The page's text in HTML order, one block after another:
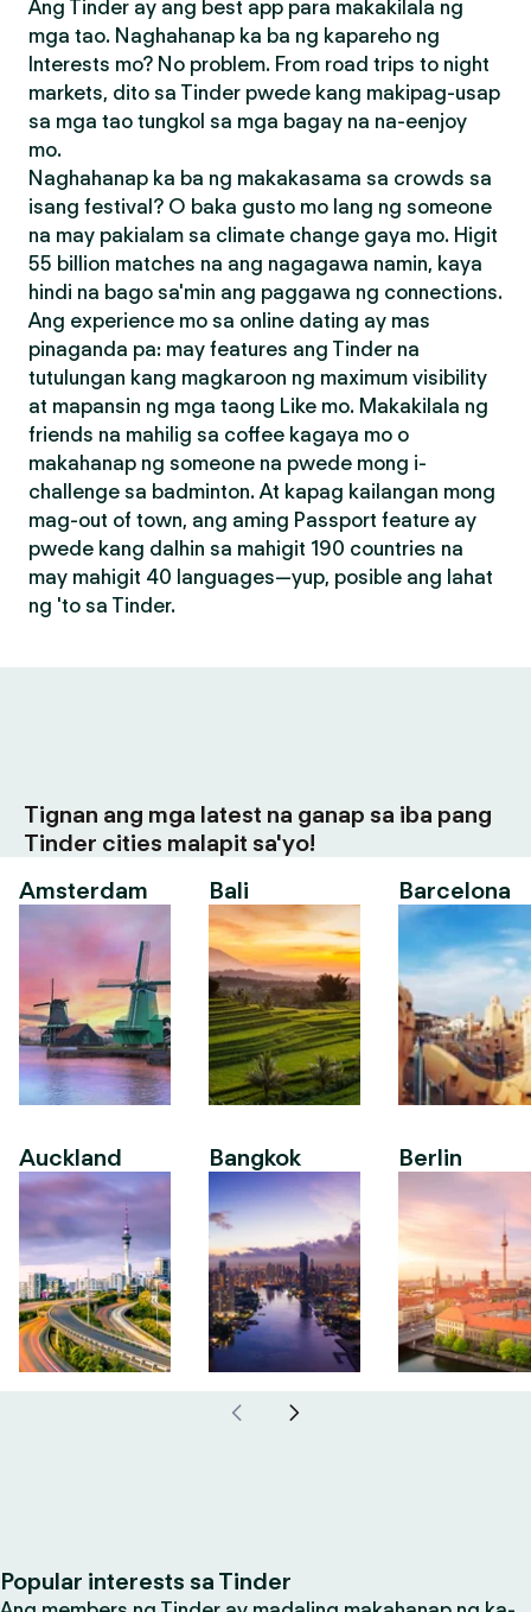
Ang Tinder ay ang best app para makakilala ng
mga tao. Naghahanap ka ba ng kapareho ng
Interests mo? No problem. From road trips to night
markets, dito sa Tinder pwede kang makipag-usap
sa mga tao tungkol sa mga bagay na na-eenjoy
mo.
Naghahanap ka ba ng makakasama sa crowds sa
isang festival? O baka gusto mo lang ng someone
na may pakialam sa climate change gaya mo. Higit
55 billion matches na ang nagagawa namin, kaya
hindi na bago sa'min ang paggawa ng connections.
Ang experience mo sa online dating ay mas
pinaganda pa: may features ang Tinder na
tutulungan kang magkaroon ng maximum visibility
at mapansin ng mga taong Like mo. Makakilala ng
friends na mahilig sa coffee kagaya mo o
makahanap ng someone na pwede mong i-
challenge sa badminton. At kapag kailangan mong
mag-out of town, ang aming Passport feature ay
pwede kang dalhin sa mahigit 190 countries na
may mahigit 40 languages—yup, posible ang lahat
ng 'to sa Tinder.
Tignan ang mga latest na ganap sa iba pang
Tinder cities malapit sa'yo!
Amsterdam
Auckland
Bali
Bangkok
Barcelona
Berlin
Popular interests sa Tinder